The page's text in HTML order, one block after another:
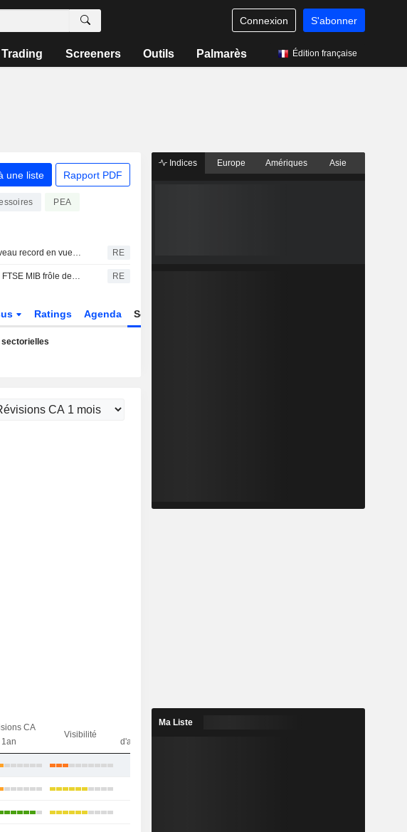
Connexion S'abonner
Trading Screeners Outils Palmarès Édition française
une liste Rapport PDF
PEA
Point marchés-Nouveau record en vue du Dow Jones, l'Europe aussi sur des sommets RE
Bourse de Milan : le FTSE MIB frôle de nouveaux sommets historiques, la défense progresse, Safilo s'envole RE
Ratings Agenda Secteur
sectorielles
CA
1an
Visibilité
d'analystes
Indices Europe Amériques Asie
Ma Liste